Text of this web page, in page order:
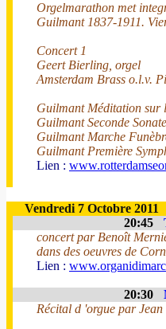
Orgelmarathon met
Guilmant 1837-1911.
Concert 1
Geert Bierling, orgel
Amsterdam Brass o.l.v.
Guilmant Méditation sur
Guilmant Seconde
Guilmant Marche
Guilmant Première
Lien :
Vendredi 7 Octobre 2011
20:45
concert par Benoît
dans des oeuvres de
Lien :
20:30
Récital d 'orgue par